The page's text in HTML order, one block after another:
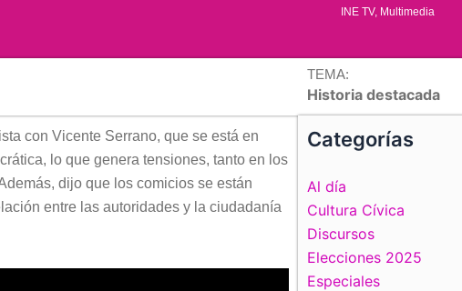
INE TV, Multimedia
TEMA:
Historia destacada
con Vicente Serrano, que se está en
lo que genera tensiones, tanto en los
dijo que los comicios se están
entre las autoridades y la ciudadanía
Categorías
Al día
Cultura Cívica
Discursos
Elecciones 2025
Especiales